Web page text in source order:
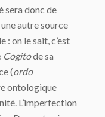
sera donc de
autre source
on le sait, c’est
Cogitode sa
(ordo
ontologique
L’imperfection